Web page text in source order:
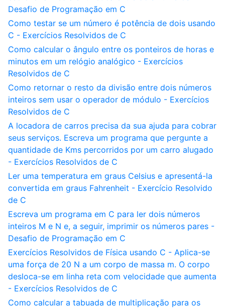
Desafio de Programação em C
Como testar se um número é potência de dois usando
C - Exercícios Resolvidos de C
Como calcular o ângulo entre os ponteiros de horas e
minutos em um relógio analógico - Exercícios
Resolvidos de C
Como retornar o resto da divisão entre dois números
inteiros sem usar o operador de módulo - Exercícios
Resolvidos de C
A locadora de carros precisa da sua ajuda para cobrar
seus serviços. Escreva um programa que pergunte a
quantidade de Kms percorridos por um carro alugado
- Exercícios Resolvidos de C
Ler uma temperatura em graus Celsius e apresentá-la
convertida em graus Fahrenheit - Exercício Resolvido
de C
Escreva um programa em C para ler dois números
inteiros M e N e, a seguir, imprimir os números pares -
Desafio de Programação em C
Exercícios Resolvidos de Física usando C - Aplica-se
uma força de 20 N a um corpo de massa m. O corpo
desloca-se em linha reta com velocidade que aumenta
- Exercícios Resolvidos de C
Como calcular a tabuada de multiplicação para os